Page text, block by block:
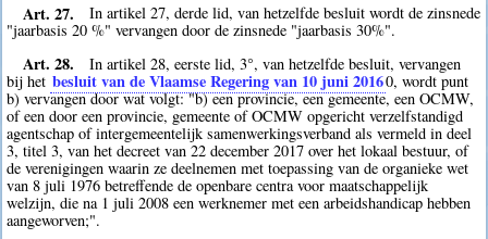
Art. 27.
In artikel 27, derde lid, van hetzelfde besluit wordt de zinsnede
"jaarbasis 20 %" vervangen door de zinsnede "jaarbasis 30%".
Art. 28.
In artikel 28, eerste lid, 3°, van hetzelfde besluit, vervangen
bij het besluit van de Vlaamse Regering van 10 juni 20160, wordt punt
b) vervangen door wat volgt: "b) een provincie, een gemeente, een OCMW,
of een door een provincie, gemeente of OCMW opgericht verzelfstandigd
agentschap of intergemeentelijk samenwerkingsverband als vermeld in deel
3, titel 3, van het decreet van 22 december 2017 over het lokaal bestuur, of
de verenigingen waarin ze deelnemen met toepassing van de organieke wet
van 8 juli 1976 betreffende de openbare centra voor maatschappelijk
welzijn, die na 1 juli 2008 een werknemer met een arbeidshandicap hebben
aangeworven;".